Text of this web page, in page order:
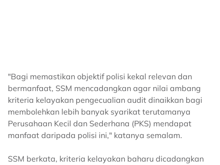
"Bagi memastikan objektif polisi kekal relevan dan
bermanfaat, SSM mencadangkan agar nilai ambang
kriteria kelayakan pengecualian audit dinaikkan bagi
membolehkan lebih banyak syarikat terutamanya
Perusahaan Kecil dan Sederhana (PKS) mendapat
manfaat daripada polisi ini," katanya semalam.
SSM berkata, kriteria kelayakan baharu dicadangkan